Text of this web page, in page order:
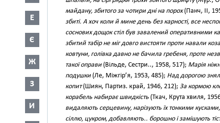
Е
Є
Ж
З
И
майдану, збитого за чотири дні на порох(Панч, II,
збиті. А хоч коли й мине день без карності, все
соснових дощок стіл був завалений оперативними
збитий табір не міг довго вистояти проти навали
ковтуни, голівка давно не бачила гребеня, проте
такої оправи (Вільде, Сестри.., 1958, 517); Марія
подушки (Ле, Міжгір’я, 1953, 485); Над дорогою
копит(Шиян, Партиз. край, 1946, 212); За кормою
корабель набирає швидкість (Ткач, Крута хвиля,
видаляють серцевину, нарізують їх тонкими
сіллю, цукром, добавляють.. борошно і замішують